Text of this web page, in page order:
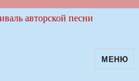
авторскойМЕНЮ